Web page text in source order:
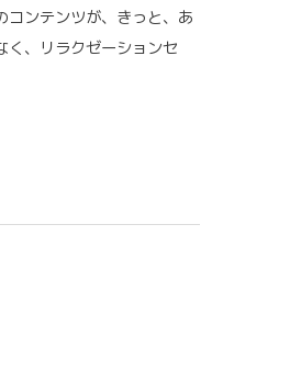
コンテンツが、きっと、あ
く、リラクゼーションセ